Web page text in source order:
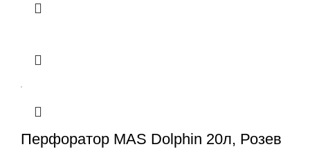
Перфоратор MAS Dolphin 20л, Розев